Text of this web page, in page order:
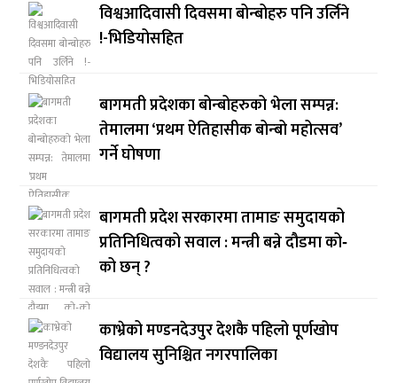
विश्वआदिवासी दिवसमा बोन्बोहरु पनि उर्लिने
!-भिडियोसहित
बागमती प्रदेशका बोन्बोहरुको भेला सम्पन्न:
तेमालमा ‘प्रथम ऐतिहासीक बोन्बो महोत्सव’
गर्ने घोषणा
बागमती प्रदेश सरकारमा तामाङ समुदायको
प्रतिनिधित्वको सवाल : मन्त्री बन्ने दौडमा को‐
को छन् ?
काभ्रेको मण्डनदेउपुर देशकै पहिलो पूर्णखोप
विद्यालय सुनिश्चित नगरपालिका